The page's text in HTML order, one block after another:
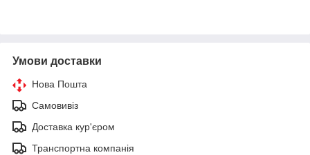
Умови доставки
Нова Пошта
Самовивіз
Доставка кур'єром
Транспортна компанія